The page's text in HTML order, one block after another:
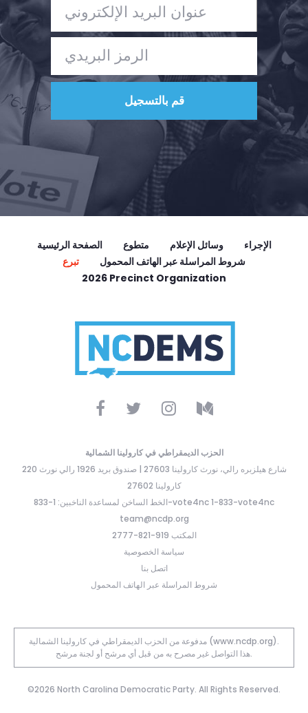
الصفحة الرئيسية متطوع وسائل الإعلام
الإجراء
تبرع
شروط المراسلة عبر الهاتف المحمول
2026 Precinct Organization
الحزب الديمقراطي في كارولينا الشمالية
220 شارع هيلزبره رالي، نورث كارولينا 27603 | صندوق بريد 1926 رالي نورث
كارولينا 27602
الخط الساخن لمساعدة الناخبين: 1-833-vote4nc 1-833-vote4nc
team@ncdp.org
المكتب 919-821-2777
سياسة الخصوصية
اتصل بنا
شروط المراسلة عبر الهاتف المحمول
مدفوعة من الحزب الديمقراطي في كارولينا الشمالية (www.ncdp.org).
هذا التواصل غير مصرح به من قبل أي مرشح أو لجنة مرشح.
©2026 North Carolina Democratic Party. All Rights Reserved.